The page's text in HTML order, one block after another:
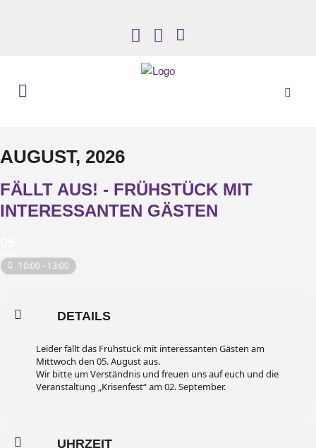
AUGUST, 2026
FÄLLT AUS! - FRÜHSTÜCK MIT
INTERESSANTEN GÄSTEN
10:00 - 13:00
DETAILS
Leider fällt das Frühstück mit interessanten Gästen am
Mittwoch den 05. August aus.
Wir bitte um Verständnis und freuen uns auf euch und die
Veranstaltung „Krisenfest“ am 02. September.
UHRZEIT